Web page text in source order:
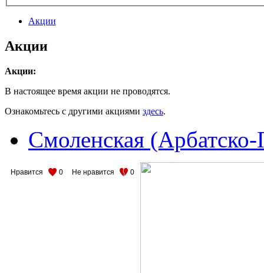
Акции
Акции
Акции:
В настоящее время акции не проводятся.
Ознакомьтесь с другими акциями здесь.
Смоленская
Нравится 0 Не нравится 0